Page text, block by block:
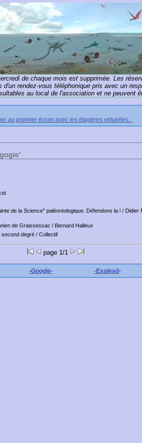
de chaque mois est supprimée. Les
rendez-vous téléphonique pris avec un
au local de l'association et ne peuvent
au premier écran avec les étagères virtuelles...
de la Science" paléontologique. Défendons la ! / Didier
de Graissessac / Bernard Halleux
second degré / Collectif
page 1/1
-Google- -Exalead-